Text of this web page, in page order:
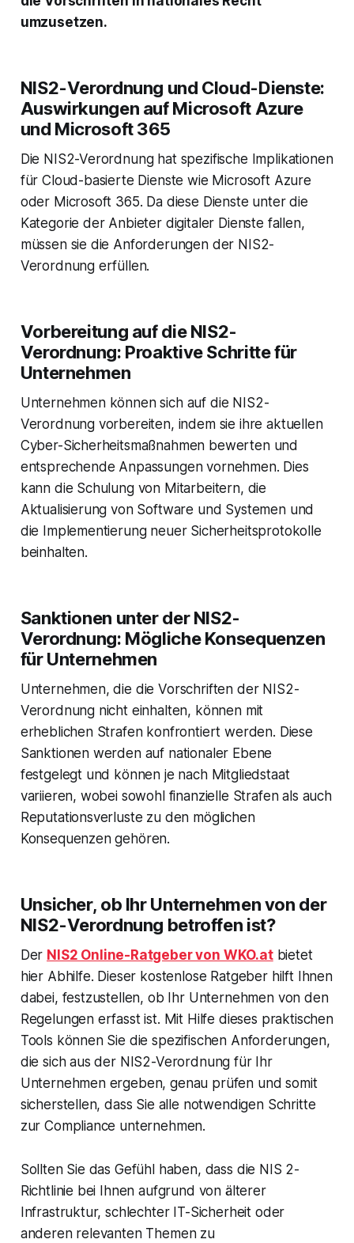
umzusetzen.
NIS2-Verordnung und Cloud-Dienste:
Auswirkungen auf Microsoft Azure
und Microsoft 365
Die NIS2-Verordnung hat spezifische Implikationen
für Cloud-basierte Dienste wie Microsoft Azure
oder Microsoft 365. Da diese Dienste unter die
Kategorie der Anbieter digitaler Dienste fallen,
müssen sie die Anforderungen der NIS2-
Verordnung erfüllen.
Vorbereitung auf die NIS2-
Verordnung: Proaktive Schritte für
Unternehmen
Unternehmen können sich auf die NIS2-
Verordnung vorbereiten, indem sie ihre aktuellen
Cyber-Sicherheitsmaßnahmen bewerten und
entsprechende Anpassungen vornehmen. Dies
kann die Schulung von Mitarbeitern, die
Aktualisierung von Software und Systemen und
die Implementierung neuer Sicherheitsprotokolle
beinhalten.
Sanktionen unter der NIS2-
Verordnung: Mögliche Konsequenzen
für Unternehmen
Unternehmen, die die Vorschriften der NIS2-
Verordnung nicht einhalten, können mit
erheblichen Strafen konfrontiert werden. Diese
Sanktionen werden auf nationaler Ebene
festgelegt und können je nach Mitgliedstaat
variieren, wobei sowohl finanzielle Strafen als auch
Reputationsverluste zu den möglichen
Konsequenzen gehören.
Unsicher, ob Ihr Unternehmen von der
NIS2-Verordnung betroffen ist?
Der NIS2 Online-Ratgeber von WKO.atbietet
hier Abhilfe. Dieser kostenlose Ratgeber hilft Ihnen
dabei, festzustellen, ob Ihr Unternehmen von den
Regelungen erfasst ist. Mit Hilfe dieses praktischen
Tools können Sie die spezifischen Anforderungen,
die sich aus der NIS2-Verordnung für Ihr
Unternehmen ergeben, genau prüfen und somit
sicherstellen, dass Sie alle notwendigen Schritte
zur Compliance unternehmen.
Sollten Sie das Gefühl haben, dass die NIS 2-
Richtlinie bei Ihnen aufgrund von älterer
Infrastruktur, schlechter IT-Sicherheit oder
anderen relevanten Themen zu